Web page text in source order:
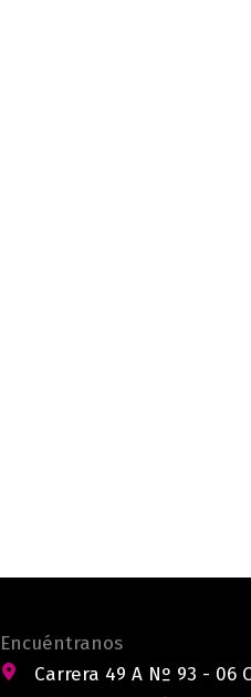
Encuéntranos
Carrera 49 A Nº 93 - 06